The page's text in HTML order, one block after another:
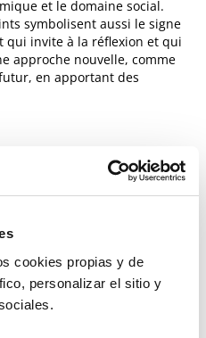
cookies propias y de
personalizar el sitio y
et le domaine social.
symbolisent aussi le signe
invite à la réflexion et qui
approche nouvelle, comme
en apportant des
étape stratégique,
les difficultés, nous avons
113,6 millions d’euros. Ces
de transfert de R&D
TECNALIA depuis sa création
d’entreprises avec